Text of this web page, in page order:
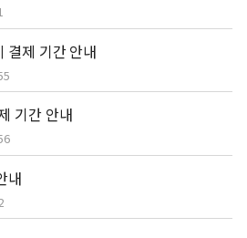
결제 기간 안내
기간 안내
내